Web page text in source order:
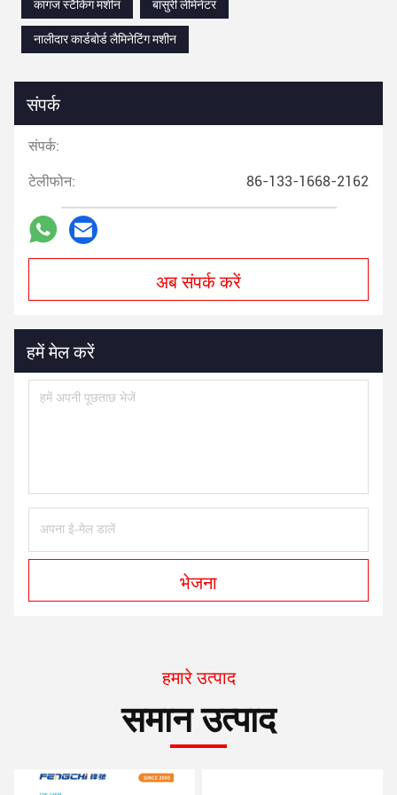
कागज स्टैकिंग मशीन बांसुरी लेमिनेटर
नालीदार कार्डबोर्ड लैमिनेटिंग मशीन
संपर्क
संपर्क:
टेलीफोन: 86-133-1668-2162
अब संपर्क करें
हमें मेल करें
भेजना
हमारे उत्पाद
समान उत्पाद